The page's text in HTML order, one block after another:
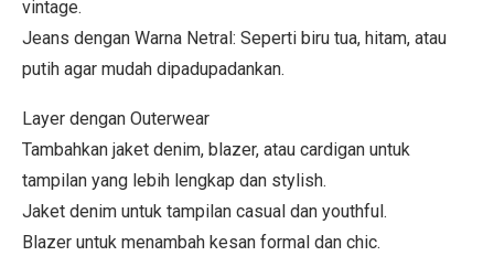
vintage.
Jeans dengan Warna Netral: Seperti biru tua, hitam, atau
putih agar mudah dipadupadankan.
Layer dengan Outerwear
Tambahkan jaket denim, blazer, atau cardigan untuk
tampilan yang lebih lengkap dan stylish.
Jaket denim untuk tampilan casual dan youthful.
Blazer untuk menambah kesan formal dan chic.